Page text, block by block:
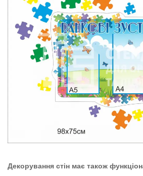
Декорування стін має також